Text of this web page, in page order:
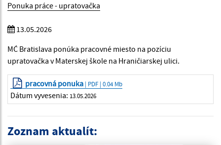
Ponuka práce - upratovačka
13.05.2026
MĆ Bratislava ponúka pracovné miesto na pozíciu
upratovačka v Materskej škole na Hraničiarskej ulici.
pracovná ponuka | PDF | 0.04 Mb
Dátum vyvesenia: 13.05.2026
Zoznam aktualít: